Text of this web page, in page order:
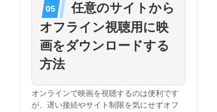
任意のサイトから
オフライン視聴用に映
画をダウンロードする
方法
オンラインで映画を視聴するのは便利です
が、遅い接続やサイト制限を気にせずオフ